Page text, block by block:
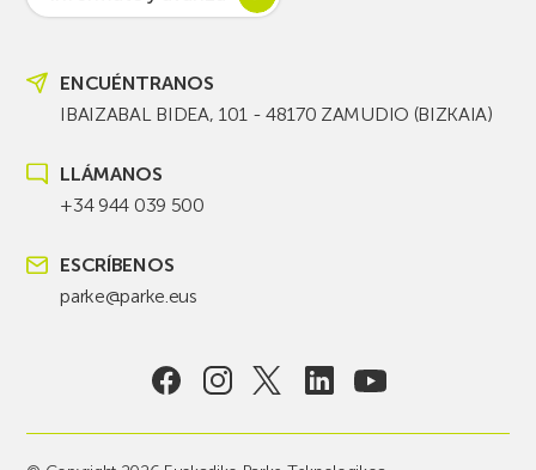
ENCUÉNTRANOS
IBAIZABAL BIDEA, 101 - 48170 ZAMUDIO (BIZKAIA)
LLÁMANOS
+34 944 039 500
ESCRÍBENOS
parke@parke.eus